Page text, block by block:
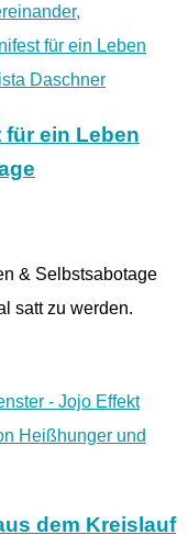
für ein Leben
& Selbstsabotage
satt zu werden.
dem Kreislauf